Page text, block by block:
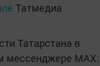
Татмедиа
Татарстана в
мессенджере MАХ: